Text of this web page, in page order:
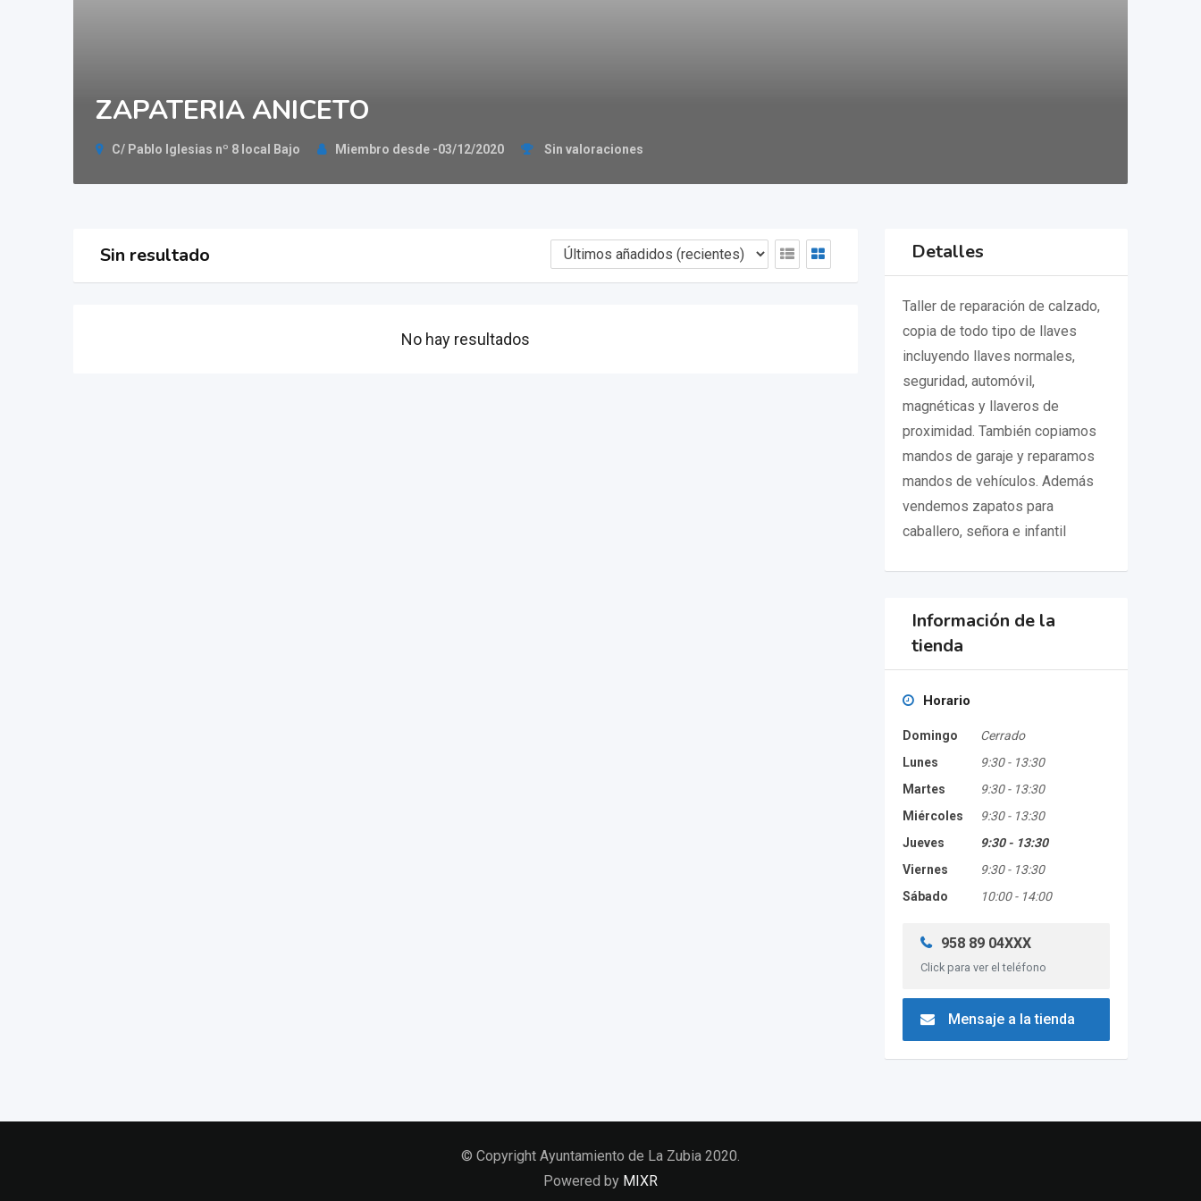
ZAPATERIA ANICETO
C/ Pablo Iglesias nº 8 local Bajo Miembro desde -03/12/2020 Sin valoraciones
Sin resultado
No hay resultados
Detalles
Taller de reparación de calzado,
copia de todo tipo de llaves
incluyendo llaves normales,
seguridad, automóvil,
magnéticas y llaveros de
proximidad. También copiamos
mandos de garaje y reparamos
mandos de vehículos. Además
vendemos zapatos para
caballero, señora e infantil
Información de la
tienda
Horario
Domingo
Cerrado
Lunes
9:30 - 13:30
Martes
9:30 - 13:30
Miércoles
9:30 - 13:30
Jueves
9:30 - 13:30
Viernes
9:30 - 13:30
Sábado
10:00 - 14:00
958 89 04XXX
Click para ver el teléfono
Mensaje a la tienda
© Copyright Ayuntamiento de La Zubia 2020.
Powered by MIXR